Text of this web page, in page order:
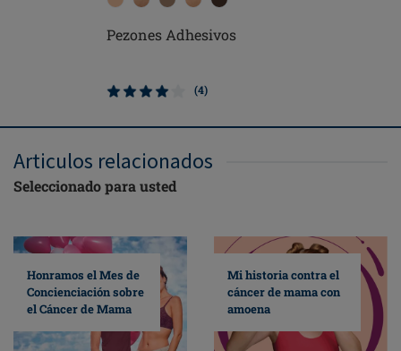
Pezones Adhesivos
(4)
Articulos relacionados
Seleccionado para usted
Honramos el Mes de
Concienciación sobre
el Cáncer de Mama
Mi historia contra el
cáncer de mama con
amoena